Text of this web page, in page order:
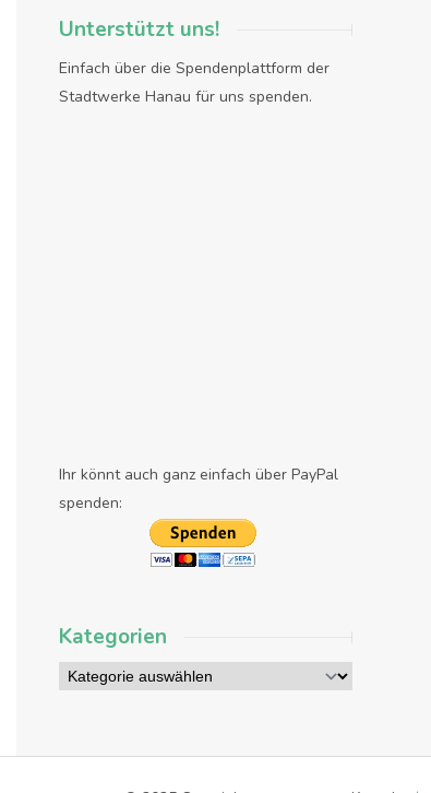
Unterstützt uns!
Einfach über die Spendenplattform der
Stadtwerke Hanau für uns spenden.
Ihr könnt auch ganz einfach über PayPal
spenden:
Kategorien